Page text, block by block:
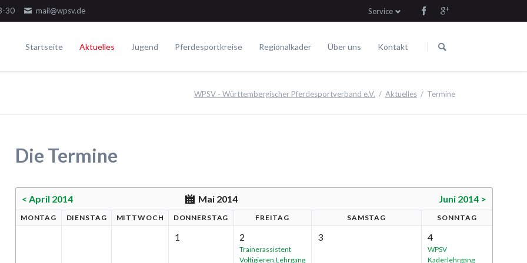
30 mail@wpsv.de
Service
überspringen
Startseite Aktuelles
WPSV-Allroundreiter-Cup
WPSV-Schulpferdecup
Jugend Pferdesportkreise Regionalkader Über uns Kontakt
WPSV - Württembergischer Pferdesportverband e.V. Aktuelles Termine
Die Termine
< April 2014 Mai 2014 Juni 2014 >
MONTAG DI ENSTAG MI TTWOCH DONNERSTAG FR EITAG SA MSTAG SONNTAG
1 2
Trainerassistent
Voltigieren,Lehrgang
3 4
WPSV
Kaderlehrgang